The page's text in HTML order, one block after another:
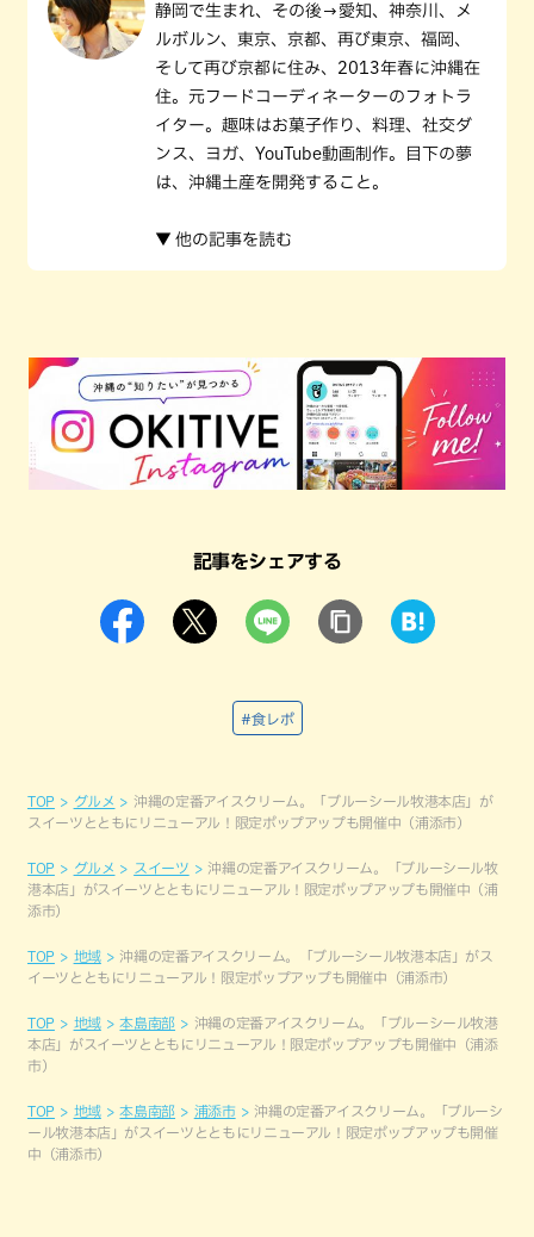
静岡で生まれ、その後→愛知、神奈川、メ
ルボルン、東京、京都、再び東京、福岡、
そして再び京都に住み、2013年春に沖縄在
住。元フードコーディネーターのフォトラ
イター。趣味はお菓子作り、料理、社交ダ
ンス、ヨガ、YouTube動画制作。目下の夢
は、沖縄土産を開発すること。
▼ 他の記事を読む
記事をシェアする
#食レポ
TOP グルメ
沖縄の定番アイスクリーム。「ブルーシール牧港本店」が
スイーツとともにリニューアル！限定ポップアップも開催中（浦添市）
TOP グルメ スイーツ
沖縄の定番アイスクリーム。「ブルーシール牧
港本店」がスイーツとともにリニューアル！限定ポップアップも開催中（浦
添市）
TOP 地域
沖縄の定番アイスクリーム。「ブルーシール牧港本店」がス
イーツとともにリニューアル！限定ポップアップも開催中（浦添市）
TOP 地域 本島南部
沖縄の定番アイスクリーム。「ブルーシール牧港
本店」がスイーツとともにリニューアル！限定ポップアップも開催中（浦添
市）
TOP 地域 本島南部 浦添市
沖縄の定番アイスクリーム。「ブルーシ
ール牧港本店」がスイーツとともにリニューアル！限定ポップアップも開催
中（浦添市）